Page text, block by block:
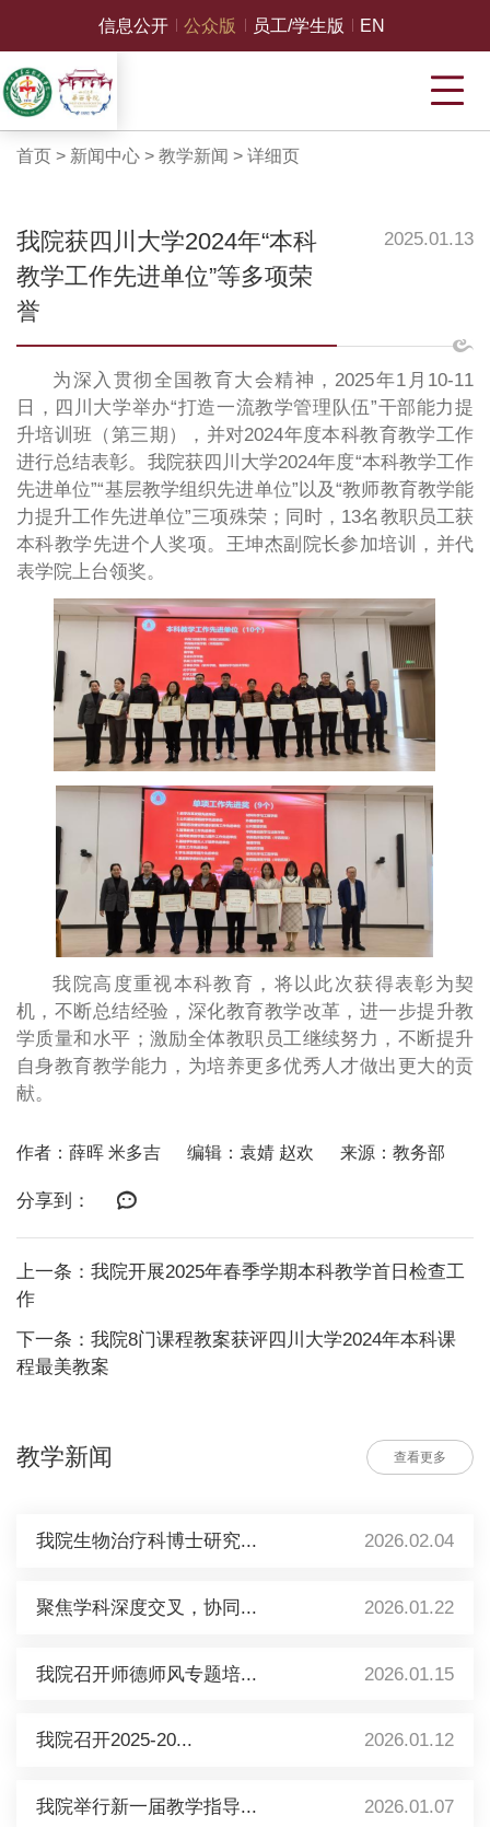
信息公开 公众版 员工/学生版 EN
首页 > 新闻中心> 教学新闻 > 详细页
我院获四川大学2024年“本科
教学工作先进单位”等多项荣
誉
2025.01.13
为深入贯彻全国教育大会精神，2025年1月10-11
日，四川大学举办“打造一流教学管理队伍”干部能力提
升培训班（第三期），并对2024年度本科教育教学工作
进行总结表彰。我院获四川大学2024年度“本科教学工作
先进单位”“基层教学组织先进单位”以及“教师教育教学能
力提升工作先进单位”三项殊荣；同时，13名教职员工获
本科教学先进个人奖项。王坤杰副院长参加培训，并代
表学院上台领奖。
我院高度重视本科教育，将以此次获得表彰为契
机，不断总结经验，深化教育教学改革，进一步提升教
学质量和水平；激励全体教职员工继续努力，不断提升
自身教育教学能力，为培养更多优秀人才做出更大的贡
献。
作者：薛晖 米多吉 编辑：袁婧 赵欢 来源：教务部
分享到：
上一条：我院开展2025年春季学期本科教学首日检查工
作
下一条：我院8门课程教案获评四川大学2024年本科课
程最美教案
教学新闻 查看更多
我院生物治疗科博士研究... 2026.02.04
聚焦学科深度交叉，协同... 2026.01.22
我院召开师德师风专题培... 2026.01.15
我院召开2025-20... 2026.01.12
我院举行新一届教学指导... 2026.01.07